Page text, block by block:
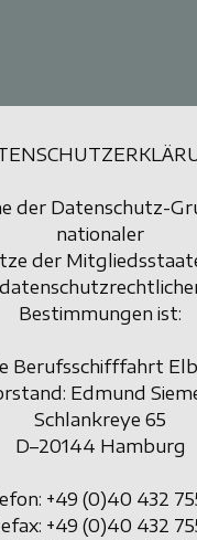
der Datenschutz-
nationaler
der
Bestimmungen ist:
Berufsschifffahrt
Edmund
Schlankreye 65
D–20144 Hamburg
+49 (0)40 432
+49 (0)40 432